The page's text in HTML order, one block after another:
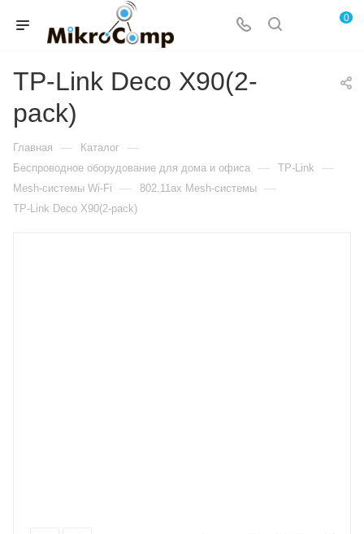
0
TP-Link Deco X90(2-
pack)
Главная — Каталог —
Беспроводное оборудование для дома и офиса — TP-Link —
Mesh-системы Wi-Fi — 802.11ax Mesh-системы —
TP-Link Deco X90(2-pack)